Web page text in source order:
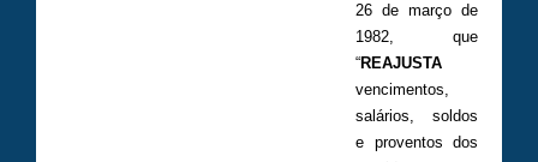
26 de março de
1982, que
“REAJUSTA
vencimentos,
salários, soldos
e proventos dos